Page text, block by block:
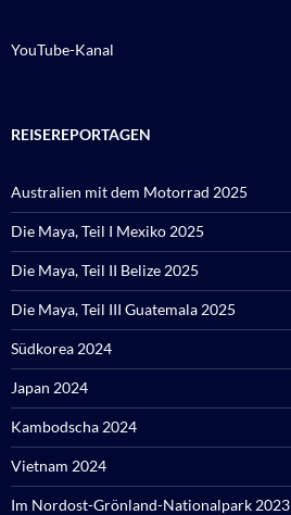
YouTube-Kanal
REISEREPORTAGEN
Australien mit dem Motorrad 2025
Die Maya, Teil I Mexiko 2025
Die Maya, Teil II Belize 2025
Die Maya, Teil III Guatemala 2025
Südkorea 2024
Japan 2024
Kambodscha 2024
Vietnam 2024
Im Nordost-Grönland-Nationalpark 2023